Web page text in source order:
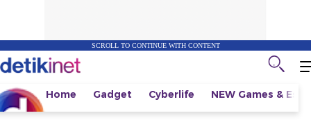
SCROLL TO CONTINUE WITH CONTENT
Home Gadget Cyberlife NEW Games &